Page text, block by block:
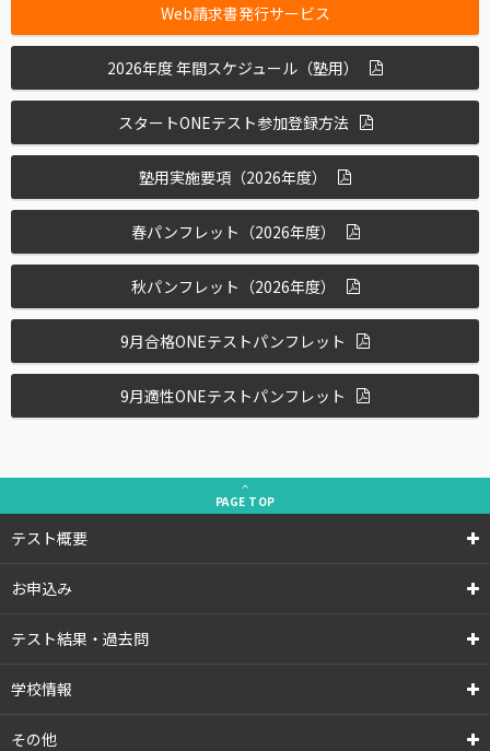
Web請求書発行サービス
2026年度 年間スケジュール（塾用）
スタートONEテスト参加登録方法
塾用実施要項（2026年度）
春パンフレット（2026年度）
秋パンフレット（2026年度）
9月合格ONEテストパンフレット
9月適性ONEテストパンフレット
PAGE TOP
テスト概要
お申込み
テスト結果・過去問
学校情報
その他